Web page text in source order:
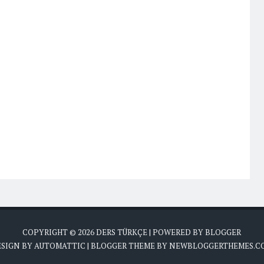
COPYRIGHT ©2026DERS TÜRKÇE| POWERED BYBLOGGER
BYAUTOMATTIC | BLOGGER THEME BY